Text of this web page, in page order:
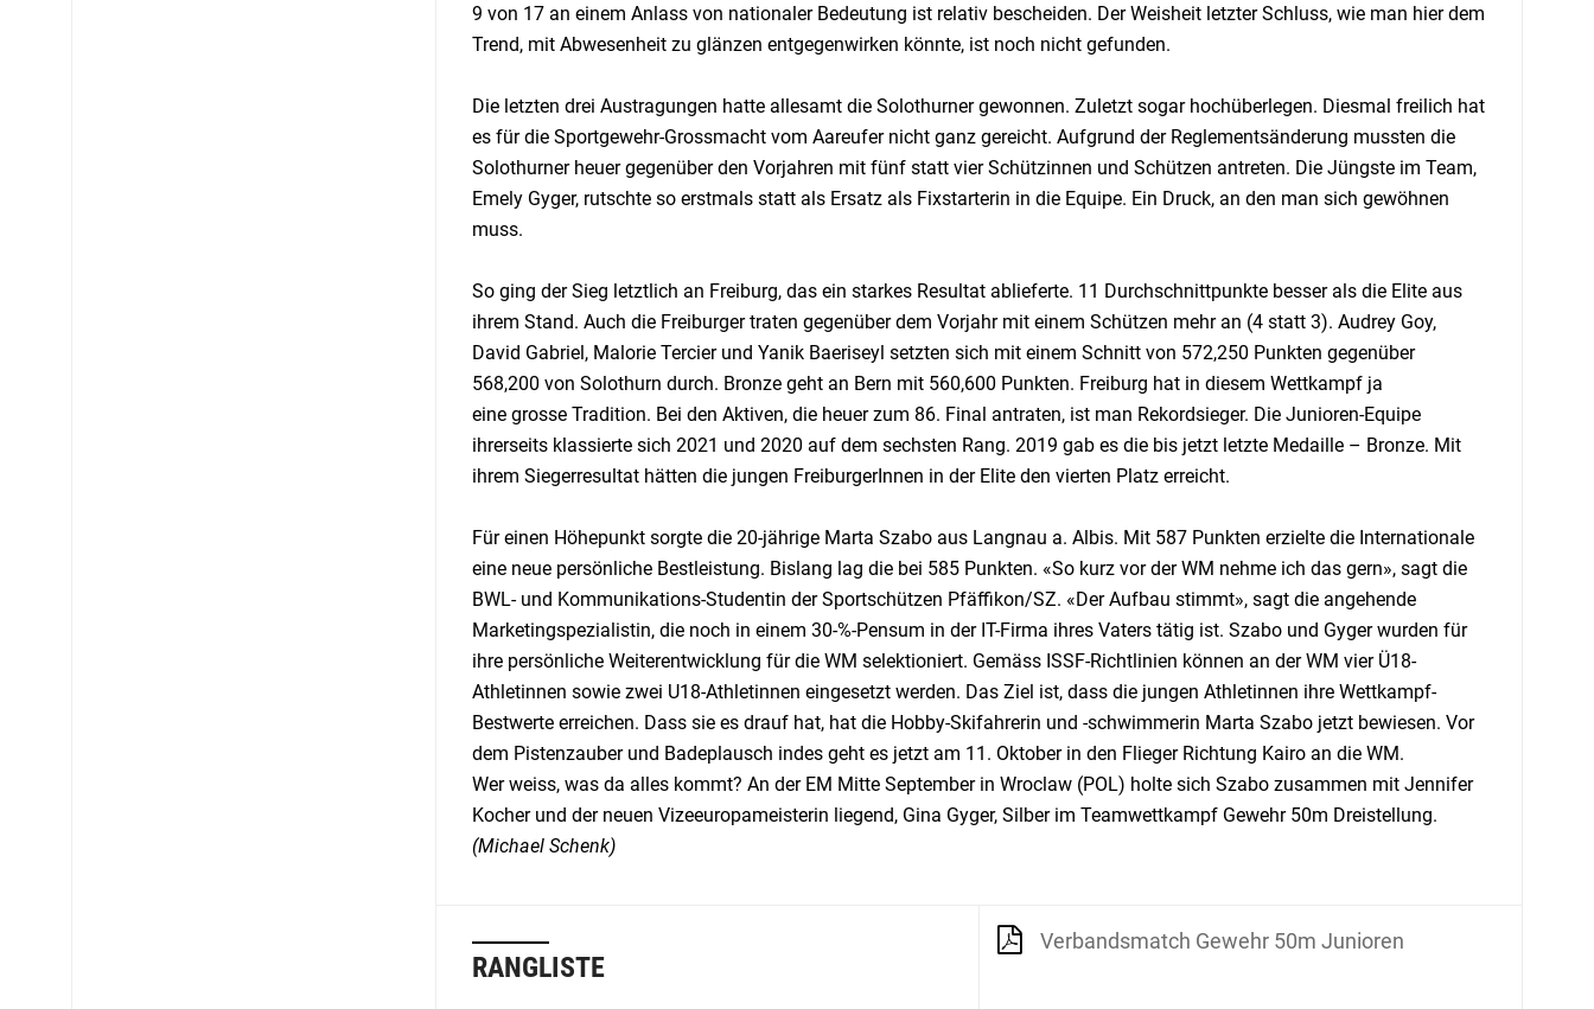
9 von 17 an einem Anlass von nationaler Bedeutung ist relativ bescheiden. Der Weisheit letzter Schluss, wie man hier dem
Trend, mit Abwesenheit zu glänzen entgegenwirken könnte, ist noch nicht gefunden.
Die letzten drei Austragungen hatte allesamt die Solothurner gewonnen. Zuletzt sogar hochüberlegen. Diesmal freilich hat
es für die Sportgewehr-Grossmacht vom Aareufer nicht ganz gereicht. Aufgrund der Reglementsänderung mussten die
Solothurner heuer gegenüber den Vorjahren mit fünf statt vier Schützinnen und Schützen antreten. Die Jüngste im Team,
Emely Gyger, rutschte so erstmals statt als Ersatz als Fixstarterin in die Equipe. Ein Druck, an den man sich gewöhnen
muss.
So ging der Sieg letztlich an Freiburg, das ein starkes Resultat ablieferte. 11 Durchschnittpunkte besser als die Elite aus
ihrem Stand. Auch die Freiburger traten gegenüber dem Vorjahr mit einem Schützen mehr an (4 statt 3). Audrey Goy,
David Gabriel, Malorie Tercier und Yanik Baeriseyl setzten sich mit einem Schnitt von 572,250 Punkten gegenüber
568,200 von Solothurn durch. Bronze geht an Bern mit 560,600 Punkten. Freiburg hat in diesem Wettkampf ja
eine grosse Tradition. Bei den Aktiven, die heuer zum 86. Final antraten, ist man Rekordsieger. Die Junioren-Equipe
ihrerseits klassierte sich 2021 und 2020 auf dem sechsten Rang. 2019 gab es die bis jetzt letzte Medaille – Bronze. Mit
ihrem Siegerresultat hätten die jungen FreiburgerInnen in der Elite den vierten Platz erreicht.
Für einen Höhepunkt sorgte die 20-jährige Marta Szabo aus Langnau a. Albis. Mit 587 Punkten erzielte die Internationale
eine neue persönliche Bestleistung. Bislang lag die bei 585 Punkten. «So kurz vor der WM nehme ich das gern», sagt die
BWL- und Kommunikations-Studentin der Sportschützen Pfäffikon/SZ. «Der Aufbau stimmt», sagt die angehende
Marketingspezialistin, die noch in einem 30-%-Pensum in der IT-Firma ihres Vaters tätig ist. Szabo und Gyger wurden für
ihre persönliche Weiterentwicklung für die WM selektioniert. Gemäss ISSF-Richtlinien können an der WM vier Ü18-
Athletinnen sowie zwei U18-Athletinnen eingesetzt werden. Das Ziel ist, dass die jungen Athletinnen ihre Wettkampf-
Bestwerte erreichen. Dass sie es drauf hat, hat die Hobby-Skifahrerin und -schwimmerin Marta Szabo jetzt bewiesen. Vor
dem Pistenzauber und Badeplausch indes geht es jetzt am 11. Oktober in den Flieger Richtung Kairo an die WM.
Wer weiss, was da alles kommt? An der EM Mitte September in Wroclaw (POL) holte sich Szabo zusammen mit Jennifer
Kocher und der neuen Vizeeuropameisterin liegend, Gina Gyger, Silber im Teamwettkampf Gewehr 50m Dreistellung.
(Michael Schenk)
RANGLISTE
Verbandsmatch Gewehr 50m Junioren